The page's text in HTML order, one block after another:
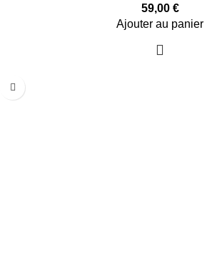
59,00 €
Ajouter au panier